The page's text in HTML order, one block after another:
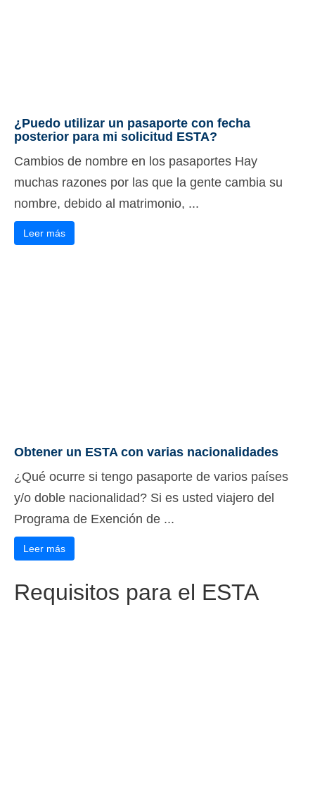
¿Puedo utilizar un pasaporte con fecha
posterior para mi solicitud ESTA?
Cambios de nombre en los pasaportes Hay
muchas razones por las que la gente cambia su
nombre, debido al matrimonio, ...
Leer más
Obtener un ESTA con varias nacionalidades
¿Qué ocurre si tengo pasaporte de varios países
y/o doble nacionalidad? Si es usted viajero del
Programa de Exención de ...
Leer más
Requisitos para el ESTA